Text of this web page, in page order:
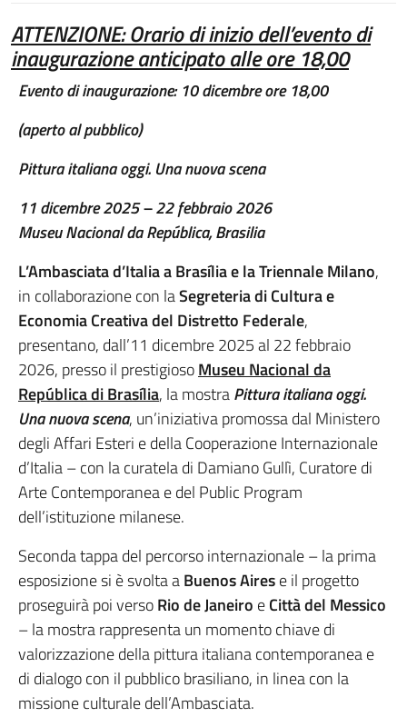
ATTENZIONE: Orario di inizio dell’evento di
inaugurazione anticipato alle ore 18,00
Evento di inaugurazione: 10 dicembre ore 18,00
(aperto al pubblico)
Pittura italiana oggi. Una nuova scena
11 dicembre 2025 – 22 febbraio 2026
Museu Nacional da República, Brasilia
L’Ambasciata d’Italia a Brasília e la Triennale Milano,
in collaborazione con laSegreteria di Cultura e
Economia Creativa del Distretto Federale,
presentano, dall’11 dicembre 2025 al 22 febbraio
2026, presso il prestigiosoMuseu Nacional da
República di Brasília, la mostraPittura italiana oggi.
Una nuova scena, un’iniziativa promossa dal Ministero
degli Affari Esteri e della Cooperazione Internazionale
d’Italia – con la curatela di Damiano Gullì, Curatore di
Arte Contemporanea e del Public Program
dell’istituzione milanese.
Seconda tappa del percorso internazionale – la prima
esposizione si è svolta aBuenos Airese il progetto
proseguirà poi versoRio de Janeiro eCittà del Messico
– la mostra rappresenta un momento chiave di
valorizzazione della pittura italiana contemporanea e
di dialogo con il pubblico brasiliano, in linea con la
missione culturale dell’Ambasciata.